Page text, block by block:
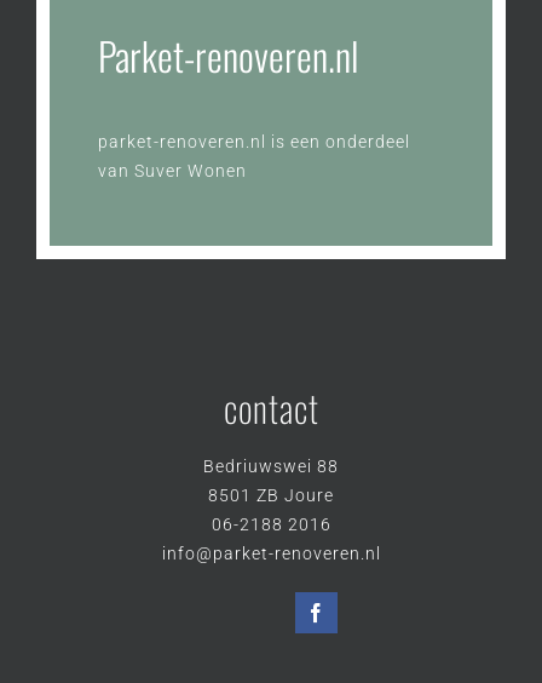
Parket-renoveren.nl
parket-renoveren.nl is een onderdeel
van Suver Wonen
contact
Bedriuwswei 88
8501 ZB Joure
06-2188 2016
info@parket-renoveren.nl